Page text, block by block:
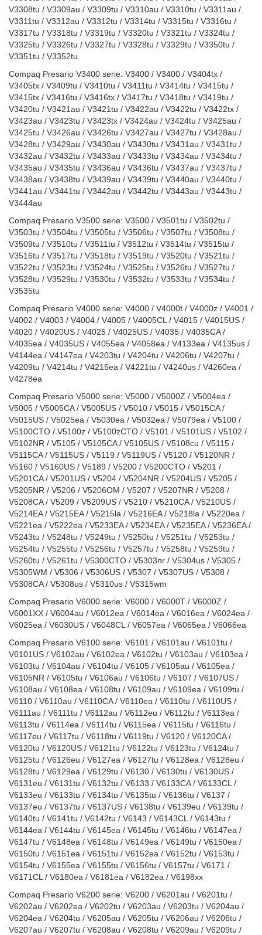
V3308tu / V3309au / V3309tu / V3310au / V3310tu / V3311au /
V3311tu / V3312au / V3312tu / V3314tu / V3315tu / V3316tu /
V3317tu / V3318tu / V3319tu / V3320tu / V3321tu / V3324tu /
V3325tu / V3326tu / V3327tu / V3328tu / V3329tu / V3350tu /
V3351tu / V3352tu
Compaq Presario V3400 serie: V3400 / V3400 / V3404tx /
V3405tx / V3409tu / V3410tu / V3411tu / V3414tu / V3415tu /
V3415tx / V3416tu / V3416tx / V3417tu / V3418tu / V3419tu /
V3420tu / V3421au / V3421tu / V3422au / V3422tu / V3422tx /
V3423au / V3423tu / V3423tx / V3424au / V3424tu / V3425au /
V3425tu / V3426au / V3426tu / V3427au / V3427tu / V3428au /
V3428tu / V3429au / V3430au / V3430tu / V3431au / V3431tu /
V3432au / V3432tu / V3433au / V3433tu / V3434au / V3434tu /
V3435au / V3435tu / V3436au / V3436tu / V3437au / V3437tu /
V3438au / V3438tu / V3439au / V3439tu / V3440au / V3440tu /
V3441au / V3441tu / V3442au / V3442tu / V3443au / V3443tu /
V3444au
Compaq Presario V3500 serie: V3500 / V3501tu / V3502tu /
V3503tu / V3504tu / V3505tu / V3506tu / V3507tu / V3508tu /
V3509tu / V3510tu / V3511tu / V3512tu / V3514tu / V3515tu /
V3516tu / V3517tu / V3518tu / V3519tu / V3520tu / V3521tu /
V3522tu / V3523tu / V3524tu / V3525tu / V3526tu / V3527tu /
V3528tu / V3529tu / V3530tu / V3532tu / V3533tu / V3534tu /
V3535tu
Compaq Presario V4000 serie: V4000 / V4000t / V4000z / V4001 /
V4002 / V4003 / V4004 / V4005 / V4005CL / V4015 / V4015US /
V4020 / V4020US / V4025 / V4025US / V4035 / V4035CA /
V4035ea / V4035US / V4055ea / V4058ea / V4133ea / V4135us /
V4144ea / V4147ea / V4203tu / V4204tu / V4206tu / V4207tu /
V4209tu / V4214tu / V4215ea / V4221tu / V4240us / V4260ea /
V4278ea
Compaq Presario V5000 serie: V5000 / V5000Z / V5004ea /
V5005 / V5005CA / V5005US / V5010 / V5015 / V5015CA /
V5015US / V5025ea / V5030ea / V5032ea / V5079ea / V5100 /
V5100CTO / V5100z / V5100zCTO / V5101 / V5101US / V5102 /
V5102NR / V5105 / V5105CA / V5105US / V5108cu / V5115 /
V5115CA / V5115US / V5119 / V5119US / V5120 / V5120NR /
V5160 / V5160US / V5189 / V5200 / V5200CTO / V5201 /
V5201CA / V5201US / V5204 / V5204NR / V5204US / V5205 /
V5205NR / V5206 / V5206OM / V5207 / V5207NR / V5208 /
V5208CA / V5209 / V5209US / V5210 / V5210CA / V5210US /
V5214EA / V5215EA / V5215la / V5216EA / V5218la / V5220ea /
V5221ea / V5222ea / V5233EA / V5234EA / V5235EA / V5236EA /
V5243tu / V5248tu / V5249tu / V5250tu / V5251tu / V5253tu /
V5254tu / V5255tu / V5256tu / V5257tu / V5258tu / V5259tu /
V5260tu / V5261tu / V5300CTO / V5303nr / V5304us / V5305 /
V5305WM / V5306 / V5306US / V5307 / V5307US / V5308 /
V5308CA / V5308us / V5310us / V5315wm
Compaq Presario V6000 serie: V6000 / V6000T / V6000Z /
V6001XX / V6004au / V6012ea / V6014ea / V6016ea / V6024ea /
V6025ea / V6030US / V6048CL / V6057ea / V6065ea / V6066ea
Compaq Presario V6100 serie: V6101 / V6101au / V6101tu /
V6101US / V6102au / V6102ea / V6102tu / V6103au / V6103ea /
V6103tu / V6104au / V6104tu / V6105 / V6105au / V6105ea /
V6105NR / V6105tu / V6106au / V6106tu / V6107 / V6107US /
V6108au / V6108ea / V6108tu / V6109au / V6109ea / V6109tu /
V6110 / V6110au / V6110CA / V6110ea / V6110tu / V6110US /
V6111au / V6111tu / V6112au / V6112eu / V6112tu / V6113ea /
V6113tu / V6114ea / V6114tu / V6115ea / V6115tu / V6116tu /
V6117eu / V6117tu / V6118tu / V6119tu / V6120 / V6120CA /
V6120tu / V6120US / V6121tu / V6122tu / V6123tu / V6124tu /
V6125tu / V6126eu / V6127ea / V6127tu / V6128ea / V6128eu /
V6128tu / V6129ea / V6129tu / V6130 / V6130tu / V6130US /
V6131eu / V6131tu / V6132tu / V6133 / V6133CA / V6133CL /
V6133eu / V6133tu / V6134tu / V6135tu / V6136tu / V6137 /
V6137eu / V6137tu / V6137US / V6138tu / V6139eu / V6139tu /
V6140tu / V6141tu / V6142tu / V6143 / V6143CL / V6143tu /
V6144ea / V6144tu / V6145ea / V6145tu / V6146tu / V6147ea /
V6147tu / V6148ea / V6148tu / V6149ea / V6149tu / V6150ea /
V6150tu / V6151ea / V6151tu / V6152ea / V6152tu / V6153tu /
V6154tu / V6155ea / V6155tu / V6156tu / V6157tu / V6171 /
V6171CL / V6180ea / V6181ea / V6182ea / V6198xx
Compaq Presario V6200 serie: V6200 / V6201au / V6201tu /
V6202au / V6202ea / V6202tu / V6203au / V6203tu / V6204au /
V6204ea / V6204tu / V6205au / V6205tu / V6206au / V6206tu /
V6207au / V6207tu / V6208au / V6208tu / V6209au / V6209tu /